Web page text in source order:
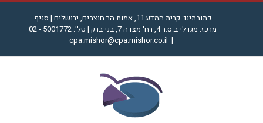
דלג
כתובתינו: קרית המדע 11, אמות הר חוצבים, ירושלים | סניף
מרכז: מגדלי ב.ס.ר 4, רח' מצדה 7, בני ברק | טל': 5001772 - 02
|
cpa.mishor@cpa.mishor.co.il